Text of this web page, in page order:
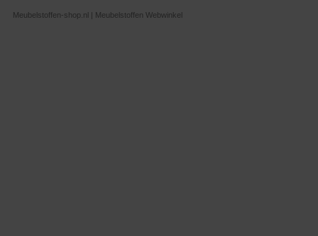
Meubelstoffen-shop.nl | Meubelstoffen Webwinkel